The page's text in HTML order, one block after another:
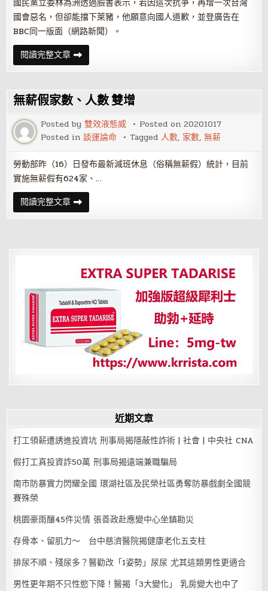
國民黨立委林為洲透過臉書表示，若因這次抗爭，再增一次台灣
國會惡名，但卻能擋下萊豬，他願意向國人道歉，並登廣告在
BBC同一版面（網路新聞）。
閱讀完整文章BBC
稱
台
國
會
「惡
名
昭
彰」
林
洲：
願
向
國
道
歉
無薪假家數、人數 雙增
Posted by雙效液態威 Posted on20201017
Posted in談運論命 Tagged人數, 家數,無薪
勞動部昨（16）日發布最新減班休息（俗稱無薪假）統計，目前
實施無薪假有624家、…
閱讀完整文章無
薪
假
數
近期文章
打工領薪遭誘進投資坑 刑事局揭隱蔽性詐術 | 社會 | 中央社 CNA
假打工真投資詐50萬 刑事局揭遠端兼職騙局
南市防暴實力閃耀全國 環湖社區及民榮社區勇奪防暴戲劇全國競
賽殊榮
桃園豪雨釀45件災情 張善政赴應變中心坐鎮勘災
存骨本、留肌力～ 台中慈濟醫院揭健康老化五支柱
排尿不順、殘尿多？醫勸改「1姿勢」尿尿 尤其這類男性更適合
男性更年期不只性慾下降！醫揭「3大變化」 乳房變大也中了